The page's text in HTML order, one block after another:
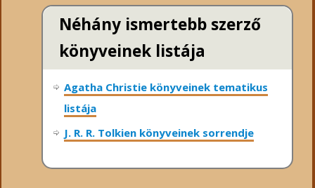
Néhány ismertebb szerző
könyveinek listája
Agatha Christie könyveinek tematikus
listája
J. R. R. Tolkien könyveinek sorrendje